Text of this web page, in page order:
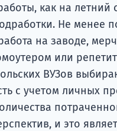
как на летний
Не менее
на заводе,
или
ВУЗов
с учетом личных
и это